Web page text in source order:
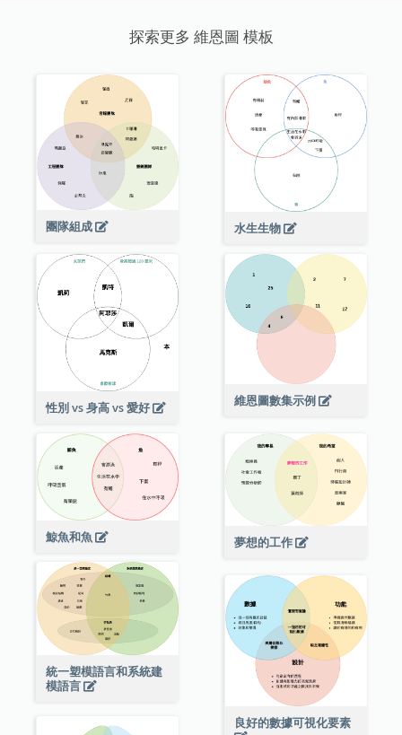
探索更多 維恩圖 模板
團隊組成 水生生物
性別 vs 身高 vs 愛好 維恩圖數集示例
鯨魚和魚 夢想的工作
統一塑模語言和系統建
模語言
良好的數據可視化要素